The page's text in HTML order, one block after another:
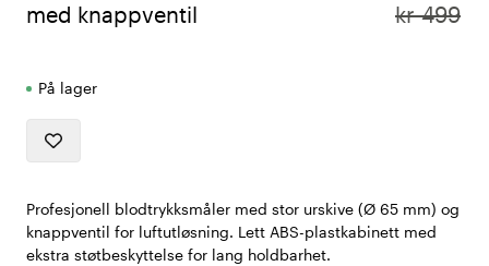
med knappventil
kr 499
På lager
Profesjonell blodtrykksmåler med stor urskive (Ø 65 mm) og
knappventil for luftutløsning. Lett ABS-plastkabinett med
ekstra støtbeskyttelse for lang holdbarhet.